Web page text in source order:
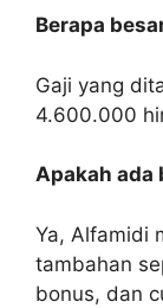
Berapa
Gaji yang
4.600.000
Apakah ada
Ya, Alfamidi
tambahan
bonus, dan